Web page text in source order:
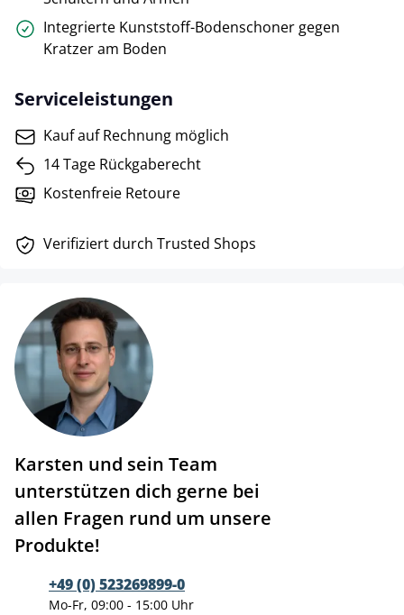
Integrierte Kunststoff-Bodenschoner gegen
Kratzer am Boden
Serviceleistungen
Kauf auf Rechnung möglich
14 Tage Rückgaberecht
Kostenfreie Retoure
Verifiziert durch Trusted Shops
Karsten und sein Team
unterstützen dich gerne bei
allen Fragen rund um unsere
Produkte!
+49 (0) 523269899-0
Mo-Fr, 09:00 - 15:00 Uhr